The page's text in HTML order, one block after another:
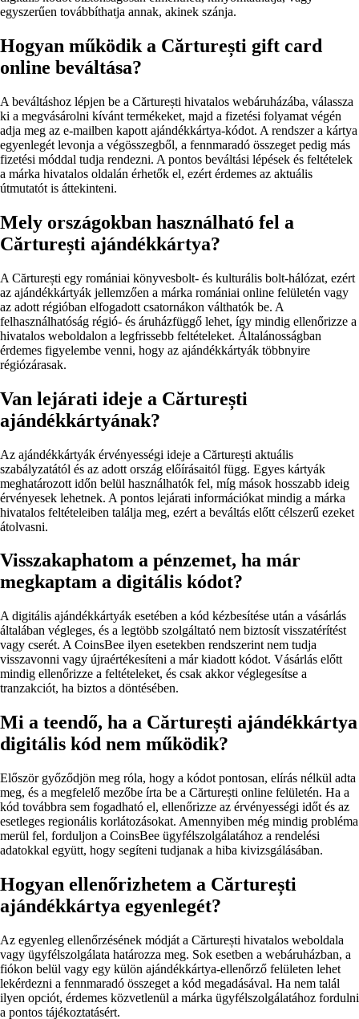
egyszerűen továbbíthatja annak, akinek szánja.
Hogyan működik a Cărturești gift card
online beváltása?
A beváltáshoz lépjen be a Cărturești hivatalos webáruházába, válassza
ki a megvásárolni kívánt termékeket, majd a fizetési folyamat végén
adja meg az e-mailben kapott ajándékkártya-kódot. A rendszer a kártya
egyenlegét levonja a végösszegből, a fennmaradó összeget pedig más
fizetési móddal tudja rendezni. A pontos beváltási lépések és feltételek
a márka hivatalos oldalán érhetők el, ezért érdemes az aktuális
útmutatót is áttekinteni.
Mely országokban használható fel a
Cărturești ajándékkártya?
A Cărturești egy romániai könyvesbolt- és kulturális bolt-hálózat, ezért
az ajándékkártyák jellemzően a márka romániai online felületén vagy
az adott régióban elfogadott csatornákon válthatók be. A
felhasználhatóság régió- és áruházfüggő lehet, így mindig ellenőrizze a
hivatalos weboldalon a legfrissebb feltételeket. Általánosságban
érdemes figyelembe venni, hogy az ajándékkártyák többnyire
régiózárasak.
Van lejárati ideje a Cărturești
ajándékkártyának?
Az ajándékkártyák érvényességi ideje a Cărturești aktuális
szabályzatától és az adott ország előírásaitól függ. Egyes kártyák
meghatározott időn belül használhatók fel, míg mások hosszabb ideig
érvényesek lehetnek. A pontos lejárati információkat mindig a márka
hivatalos feltételeiben találja meg, ezért a beváltás előtt célszerű ezeket
átolvasni.
Visszakaphatom a pénzemet, ha már
megkaptam a digitális kódot?
A digitális ajándékkártyák esetében a kód kézbesítése után a vásárlás
általában végleges, és a legtöbb szolgáltató nem biztosít visszatérítést
vagy cserét. A CoinsBee ilyen esetekben rendszerint nem tudja
visszavonni vagy újraértékesíteni a már kiadott kódot. Vásárlás előtt
mindig ellenőrizze a feltételeket, és csak akkor véglegesítse a
tranzakciót, ha biztos a döntésében.
Mi a teendő, ha a Cărturești ajándékkártya
digitális kód nem működik?
Először győződjön meg róla, hogy a kódot pontosan, elírás nélkül adta
meg, és a megfelelő mezőbe írta be a Cărturești online felületén. Ha a
kód továbbra sem fogadható el, ellenőrizze az érvényességi időt és az
esetleges regionális korlátozásokat. Amennyiben még mindig probléma
merül fel, forduljon a CoinsBee ügyfélszolgálatához a rendelési
adatokkal együtt, hogy segíteni tudjanak a hiba kivizsgálásában.
Hogyan ellenőrizhetem a Cărturești
ajándékkártya egyenlegét?
Az egyenleg ellenőrzésének módját a Cărturești hivatalos weboldala
vagy ügyfélszolgálata határozza meg. Sok esetben a webáruházban, a
fiókon belül vagy egy külön ajándékkártya-ellenőrző felületen lehet
lekérdezni a fennmaradó összeget a kód megadásával. Ha nem talál
ilyen opciót, érdemes közvetlenül a márka ügyfélszolgálatához fordulni
a pontos tájékoztatásért.